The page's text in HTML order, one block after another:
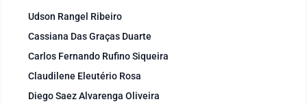
Udson Rangel Ribeiro
Cassiana Das Graças Duarte
Carlos Fernando Rufino Siqueira
Claudilene Eleutério Rosa
Diego Saez Alvarenga Oliveira